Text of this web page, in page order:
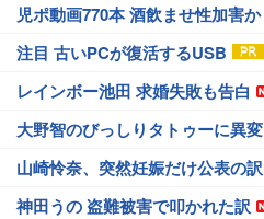
児ポ動画770本 酒飲ませ性加害か
注目 古いPCが復活するUSB
レインボー池田 求婚失敗も告白
大野智のびっしりタトゥーに異変
山崎怜奈、突然妊娠だけ公表の訳
神田うの 盗難被害で叩かれた訳